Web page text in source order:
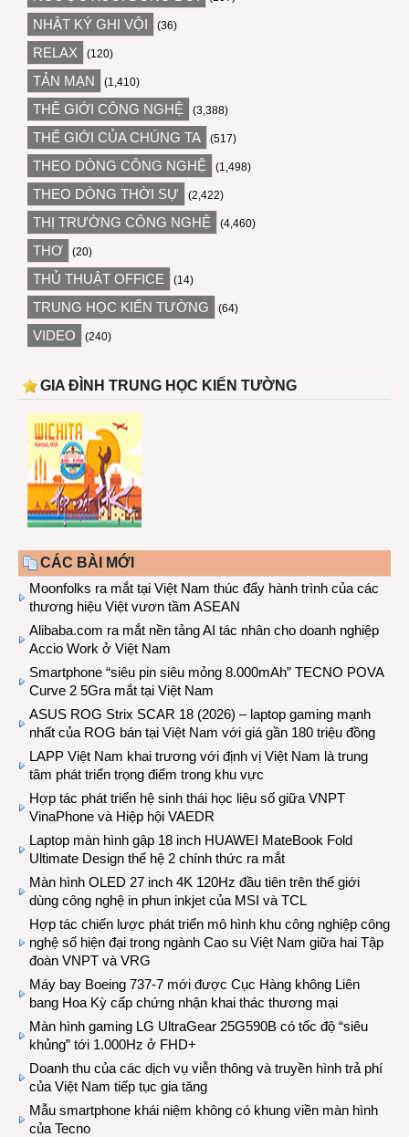
NHẬT KÝ GHI VỘI (36)
RELAX (120)
TẢN MẠN (1,410)
THẾ GIỚI CÔNG NGHỆ (3,388)
THẾ GIỚI CỦA CHÚNG TA (517)
THEO DÒNG CÔNG NGHỆ (1,498)
THEO DÒNG THỜI SỰ (2,422)
THỊ TRƯỜNG CÔNG NGHỆ (4,460)
THƠ (20)
THỦ THUẬT OFFICE (14)
TRUNG HỌC KIẾN TƯỜNG (64)
VIDEO (240)
GIA ĐÌNH TRUNG HỌC KIẾN TƯỜNG
CÁC BÀI MỚI
Moonfolks ra mắt tại Việt Nam thúc đẩy hành trình của các
thương hiệu Việt vươn tầm ASEAN
Alibaba.com ra mắt nền tảng AI tác nhân cho doanh nghiệp
Accio Work ở Việt Nam
Smartphone “siêu pin siêu mỏng 8.000mAh” TECNO POVA
Curve 2 5Gra mắt tại Việt Nam
ASUS ROG Strix SCAR 18 (2026) – laptop gaming mạnh
nhất của ROG bán tại Việt Nam với giá gần 180 triệu đồng
LAPP Việt Nam khai trương với định vị Việt Nam là trung
tâm phát triển trọng điểm trong khu vực
Hợp tác phát triển hệ sinh thái học liệu số giữa VNPT
VinaPhone và Hiệp hội VAEDR
Laptop màn hình gập 18 inch HUAWEI MateBook Fold
Ultimate Design thế hệ 2 chính thức ra mắt
Màn hình OLED 27 inch 4K 120Hz đầu tiên trên thế giới
dùng công nghệ in phun inkjet của MSI và TCL
Hợp tác chiến lược phát triển mô hình khu công nghiệp công
nghệ số hiện đại trong ngành Cao su Việt Nam giữa hai Tập
đoàn VNPT và VRG
Máy bay Boeing 737-7 mới được Cục Hàng không Liên
bang Hoa Kỳ cấp chứng nhận khai thác thương mại
Màn hình gaming LG UltraGear 25G590B có tốc độ “siêu
khủng” tới 1.000Hz ở FHD+
Doanh thu của các dịch vụ viễn thông và truyền hình trả phí
của Việt Nam tiếp tục gia tăng
Mẫu smartphone khái niệm không có khung viền màn hình
của Tecno